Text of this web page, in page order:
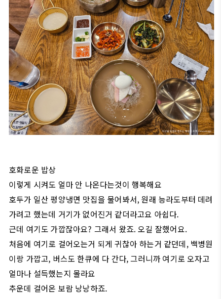
호화로운 밥상
이렇게 시켜도 얼마 안 나온다는것이 행복해요
호두가 일산 평양냉면 맛집을 물어봐서, 원래 능라도부터 데려
가려고 했는데 거기가 없어진거 같더라고요 아쉽다.
근데 여기도 가깝잖아요? 그래서 왔죠. 오길 잘했어요.
처음에 여기로 걸어오는거 되게 귀찮아 하는거 같던데, 백병원
이랑 가깝고, 버스도 한큐에 다 간다, 그러니까 여기로 오자고
얼마나 설득했는지 몰라요
추운데 걸어온 보람 낭낭하죠.